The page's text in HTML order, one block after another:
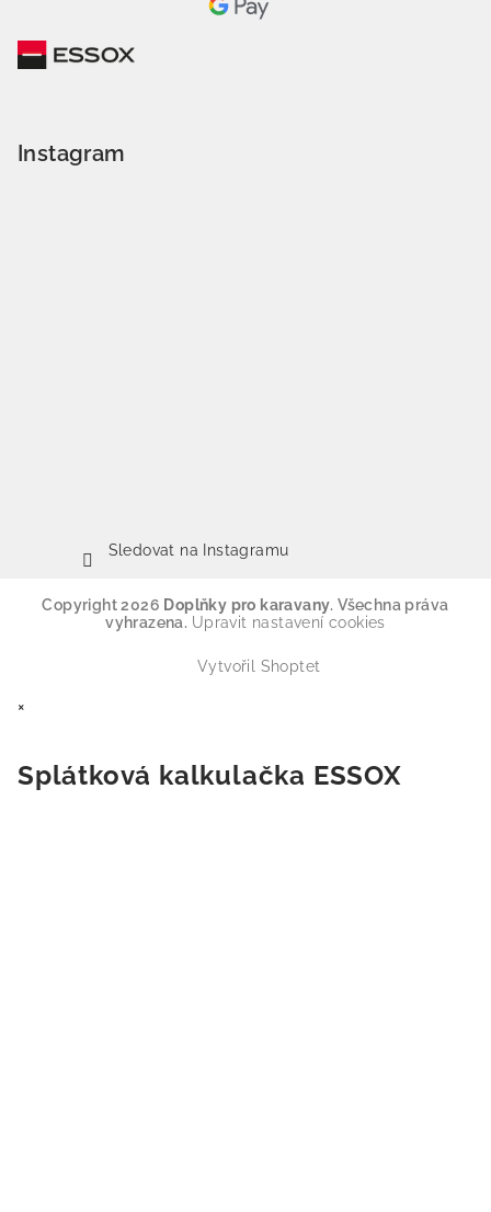
Instagram
Sledovat na Instagramu
Copyright 2026 Doplňky pro karavany. Všechna práva
vyhrazena. Upravit nastavení cookies
Vytvořil Shoptet
×
Splátková kalkulačka ESSOX